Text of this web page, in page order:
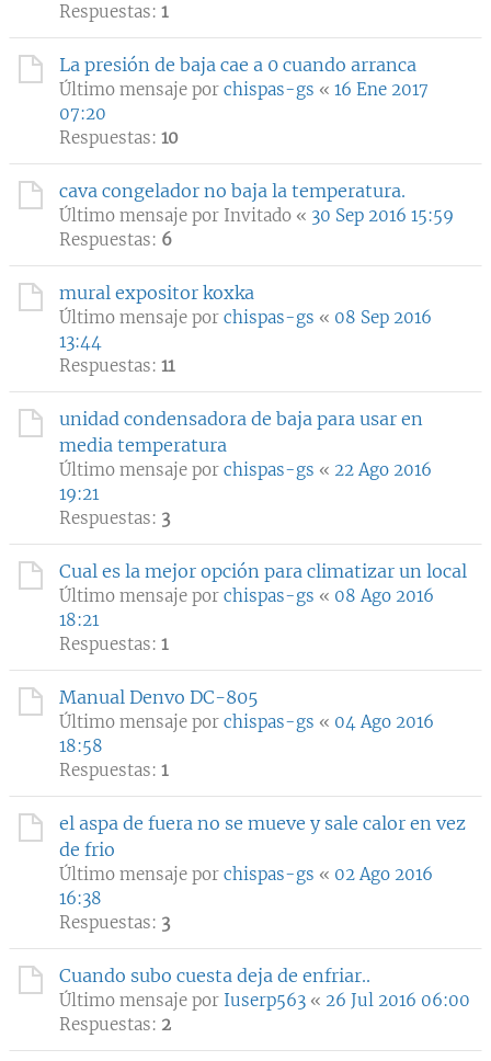
Respuestas: 1
La presión de baja cae a 0 cuando arranca
Último mensaje por chispas-gs « 16 Ene 2017
07:20
Respuestas: 10
cava congelador no baja la temperatura.
Último mensaje por Invitado « 30 Sep 2016 15:59
Respuestas: 6
mural expositor koxka
Último mensaje por chispas-gs « 08 Sep 2016
13:44
Respuestas: 11
unidad condensadora de baja para usar en
media temperatura
Último mensaje por chispas-gs « 22 Ago 2016
19:21
Respuestas: 3
Cual es la mejor opción para climatizar un local
Último mensaje por chispas-gs « 08 Ago 2016
18:21
Respuestas: 1
Manual Denvo DC-805
Último mensaje por chispas-gs « 04 Ago 2016
18:58
Respuestas: 1
el aspa de fuera no se mueve y sale calor en vez
de frio
Último mensaje por chispas-gs « 02 Ago 2016
16:38
Respuestas: 3
Cuando subo cuesta deja de enfriar..
Último mensaje por Iuserp563 « 26 Jul 2016 06:00
Respuestas: 2